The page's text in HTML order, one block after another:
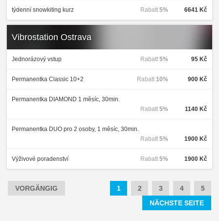
týdenní snowkiting kurz 6641 Kč
Rabatt 5%
Vibrostation Ostrava
Jednorázový vstup 95 Kč
Rabatt 5%
Permanentka Classic 10+2 900 Kč
Rabatt 10%
Permanentka DIAMOND 1 měsíc, 30min.
1140 Kč
Rabatt 5%
Permanentka DUO pro 2 osoby, 1 měsíc, 30min.
1900 Kč
Rabatt 5%
Výživové poradenství 1900 Kč
Rabatt 5%
VORGÄNGIG 1 2 3 4
5
NÄCHSTE SEITE